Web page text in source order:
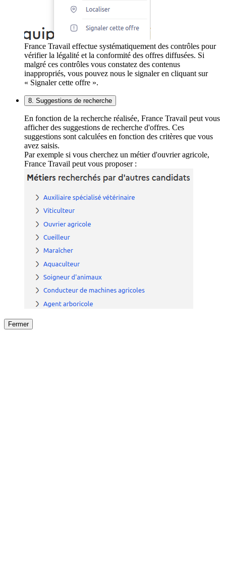
France Travail effectue systématiquement des contrôles pour
vérifier la légalité et la conformité des offres diffusées. Si
malgré ces contrôles vous constatez des contenus
inappropriés, vous pouvez nous le signaler en cliquant sur
« Signaler cette offre ».
8. Suggestions de recherche
En fonction de la recherche réalisée, France Travail peut vous
afficher des suggestions de recherche d'offres. Ces
suggestions sont calculées en fonction des critères que vous
avez saisis.
Par exemple si vous cherchez un métier d'ouvrier agricole,
France Travail peut vous proposer :
Fermer